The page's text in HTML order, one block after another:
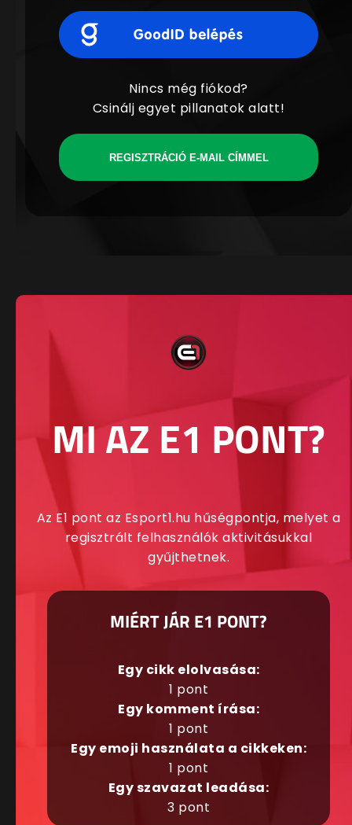
Nincs még fiókod?
Csinálj egyet pillanatok alatt!
REGISZTRÁCIÓ E-MAIL CÍMMEL
MI AZ E1 PONT?
Az E1 pont az Esport1.hu hűségpontja, melyet a
regisztrált felhasználók aktivitásukkal
gyűjthetnek.
MIÉRT JÁR E1 PONT?
Egy cikk elolvasása:
1 pont
Egy komment írása:
1 pont
Egy emoji használata a cikkeken:
1 pont
Egy szavazat leadása:
3 pont